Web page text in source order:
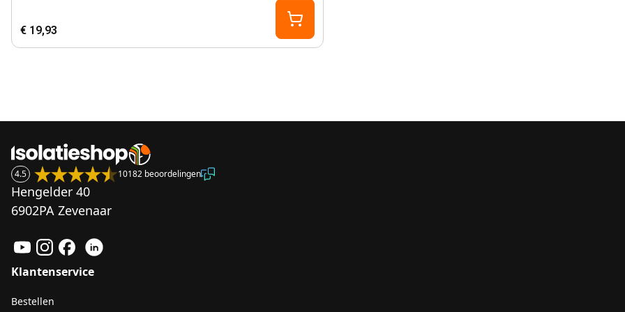
€ 19,93
4.5 10182 beoordelingen
Hengelder 40
6902PA Zevenaar
Klantenservice
Bestellen